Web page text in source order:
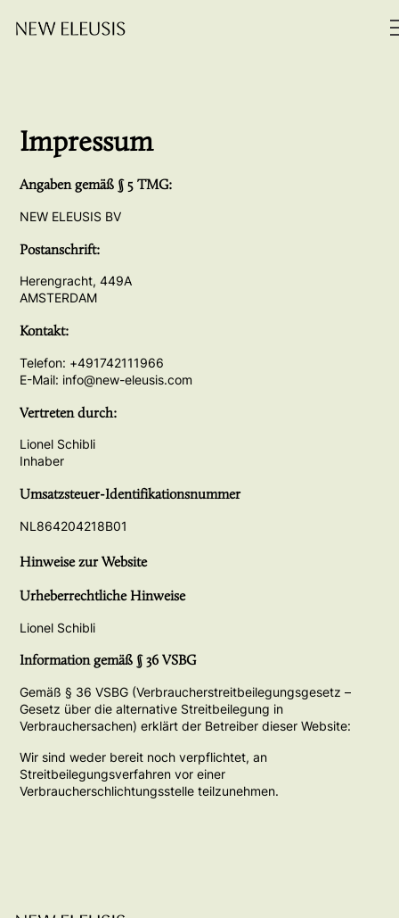
Impressum
Angaben gemäß § 5 TMG:
NEW ELEUSIS BV
Postanschrift:
Herengracht, 449A
AMSTERDAM
Kontakt:
Telefon: +491742111966
E-Mail: info@new-eleusis.com
Vertreten durch:
Lionel Schibli
Inhaber
Umsatzsteuer-Identifikationsnummer
NL864204218B01
Hinweise zur Website
Urheberrechtliche Hinweise
Lionel Schibli
Information gemäß § 36 VSBG
Gemäß § 36 VSBG (Verbraucherstreitbeilegungsgesetz –
Gesetz über die alternative Streitbeilegung in
Verbrauchersachen) erklärt der Betreiber dieser Website:
Wir sind weder bereit noch verpflichtet, an
Streitbeilegungsverfahren vor einer
Verbraucherschlichtungsstelle teilzunehmen.